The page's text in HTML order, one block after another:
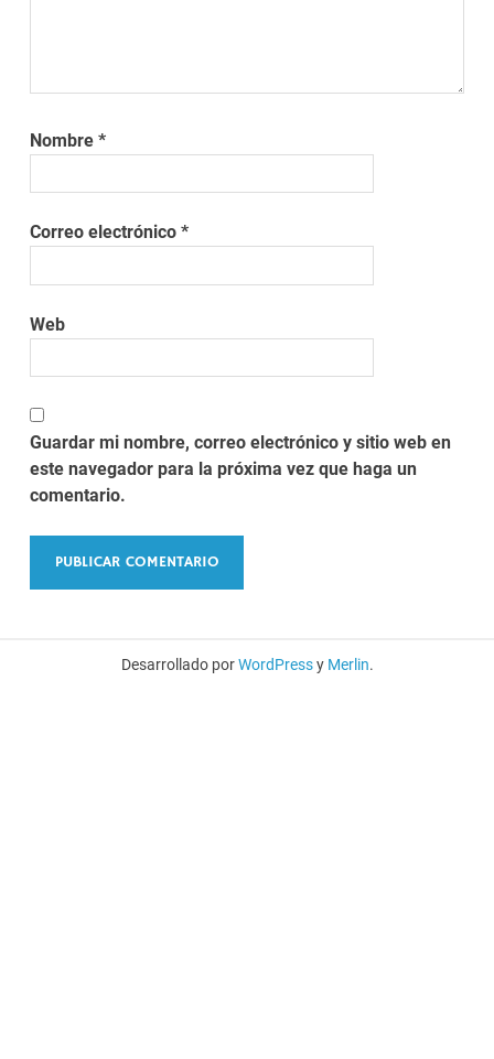
Nombre*
Correo electrónico*
Web
Guardar mi nombre, correo electrónico y sitio web en
este navegador para la próxima vez que haga un
comentario.
Desarrollado porWordPressy Merlin.